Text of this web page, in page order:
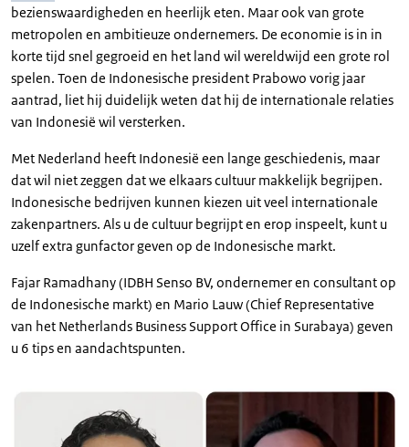
bezienswaardigheden en heerlijk eten. Maar ook van grote
metropolen en ambitieuze ondernemers. De economie is in in
korte tijd snel gegroeid en het land wil wereldwijd een grote rol
spelen. Toen de Indonesische president Prabowo vorig jaar
aantrad, liet hij duidelijk weten dat hij de internationale relaties
van Indonesië wil versterken.
Met Nederland heeft Indonesië een lange geschiedenis, maar
dat wil niet zeggen dat we elkaars cultuur makkelijk begrijpen.
Indonesische bedrijven kunnen kiezen uit veel internationale
zakenpartners. Als u de cultuur begrijpt en erop inspeelt, kunt u
uzelf extra gunfactor geven op de Indonesische markt.
Fajar Ramadhany (IDBH Senso BV, ondernemer en consultant op
de Indonesische markt) en Mario Lauw (Chief Representative
van het Netherlands Business Support Office in Surabaya) geven
u 6 tips en aandachtspunten.